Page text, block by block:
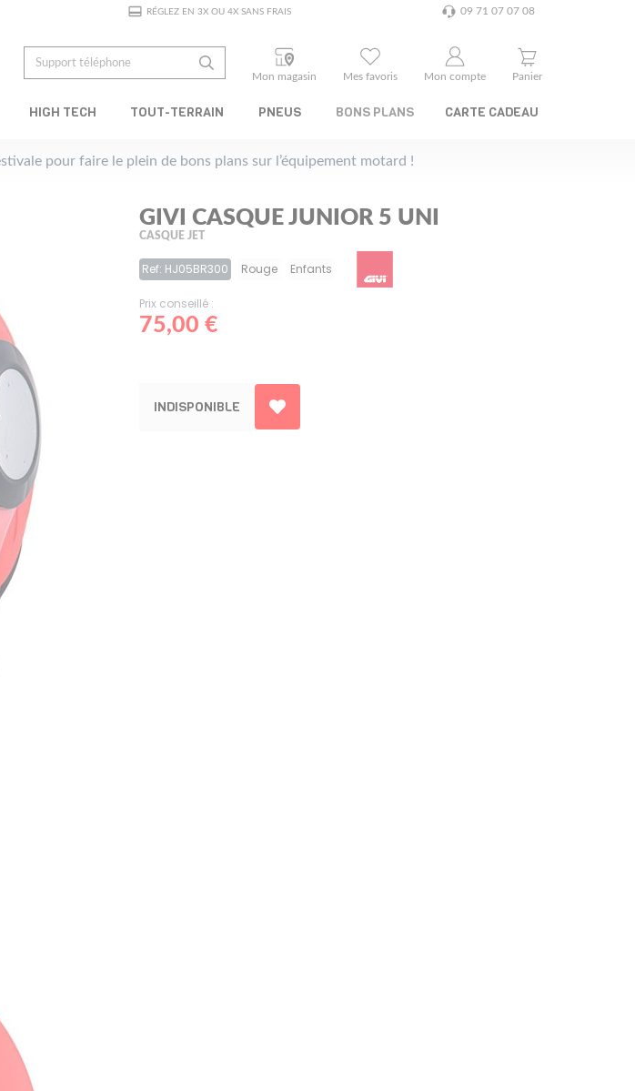
RÉGLEZ EN 3X OU 4X SANS FRAIS 09 71 07 07 08
Mon magasin
Mes favoris Mon compte Panier
HIGH TECH TOUT-TERRAIN PNEUS BONS PLANS CARTE CADEAU
pour faire le plein de bons plans sur l’équipement motard !
GIVI CASQUE JUNIOR 5 UNI
CASQUE JET
Ref: HJ05BR300 Rouge Enfants
Prix conseillé :
75,00 €
INDISPONIBLE